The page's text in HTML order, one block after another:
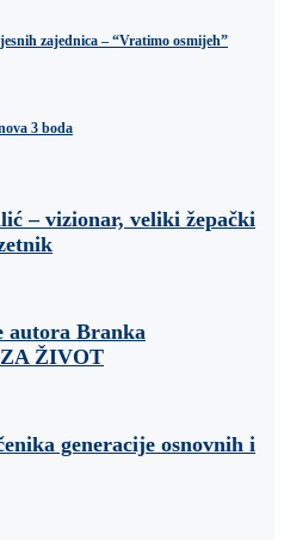
zajednica – “Vratimo osmijeh”
3 boda
– vizionar, veliki žepački
autora Branka
ŽIVOT
generacije osnovnih i